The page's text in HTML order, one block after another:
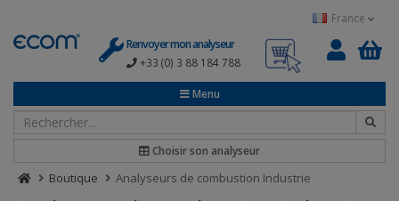
France
Renvoyer mon analyseur
+33 (0) 3 88 184 788
0
Menu
Choisir son analyseur
Boutique Analyseurs de combustion Industrie